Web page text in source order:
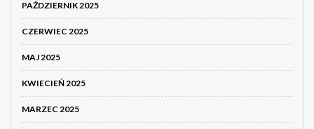
PAŹDZIERNIK 2025
CZERWIEC 2025
MAJ 2025
KWIECIEŃ 2025
MARZEC 2025